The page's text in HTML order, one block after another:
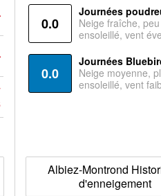
0.0
Journées
Neige fraîche, peu
ensoleillé, vent
0.0
Journées
Neige moyenne,
ensoleillé, vent
Albiez-Montrond
d'enneigement